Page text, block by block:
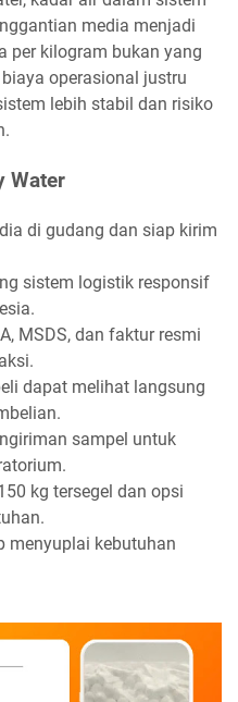
media menjadi
per kilogram bukan yang
operasional justru
lebih stabil dan risiko
Water
di gudang dan siap kirim
sistem logistik responsif
MSDS, dan faktur resmi
dapat melihat langsung
sampel untuk
kg tersegel dan opsi
menyuplai kebutuhan